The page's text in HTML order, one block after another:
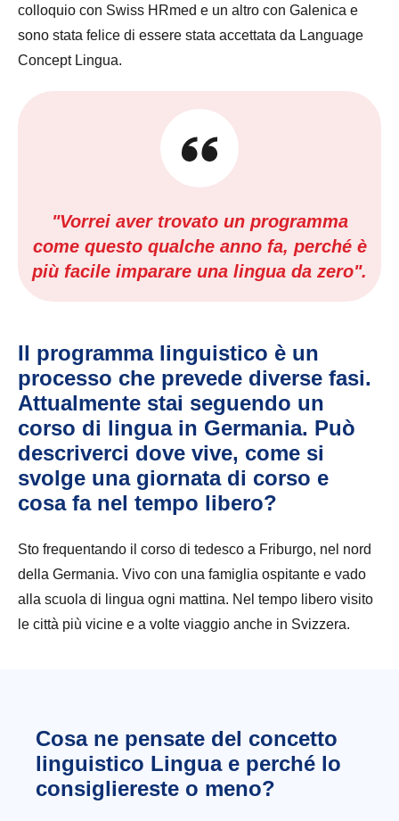
colloquio con Swiss HRmed e un altro con Galenica e
sono stata felice di essere stata accettata da Language
Concept Lingua.
"Vorrei aver trovato un programma
come questo qualche anno fa, perché è
più facile imparare una lingua da zero".
Il programma linguistico è un
processo che prevede diverse fasi.
Attualmente stai seguendo un
corso di lingua in Germania. Può
descriverci dove vive, come si
svolge una giornata di corso e
cosa fa nel tempo libero?
Sto frequentando il corso di tedesco a Friburgo, nel nord
della Germania. Vivo con una famiglia ospitante e vado
alla scuola di lingua ogni mattina. Nel tempo libero visito
le città più vicine e a volte viaggio anche in Svizzera.
Cosa ne pensate del concetto
linguistico Lingua e perché lo
consigliereste o meno?